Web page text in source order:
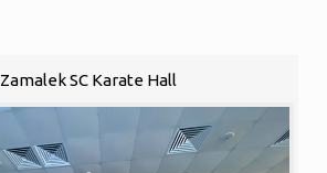
Zamalek SC Karate Hall